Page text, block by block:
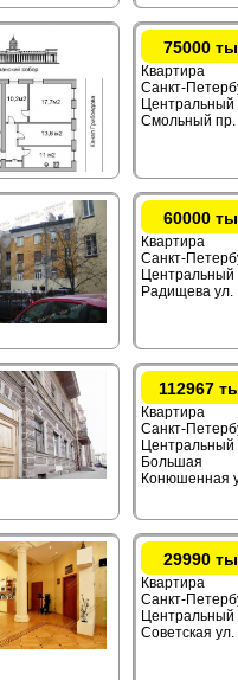
75000
Квартира
Санкт-
Центральный
Смольный пр.
60000
Квартира
Санкт-
Центральный
Радищева ул.
112967
Квартира
Санкт-
Центральный
Большая
Конюшенная
29990
Квартира
Санкт-
Центральный
Советская ул.